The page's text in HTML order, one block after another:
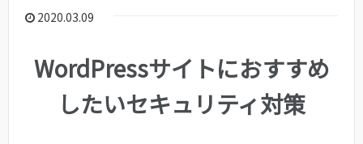
2020.03.09
WordPressサイトにおすすめ
したいセキュリティ対策